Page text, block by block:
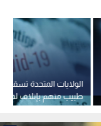
الولايات المتحدة تسقط
طبيب متهم بإتلاف
وإصدار شهادات مزورة